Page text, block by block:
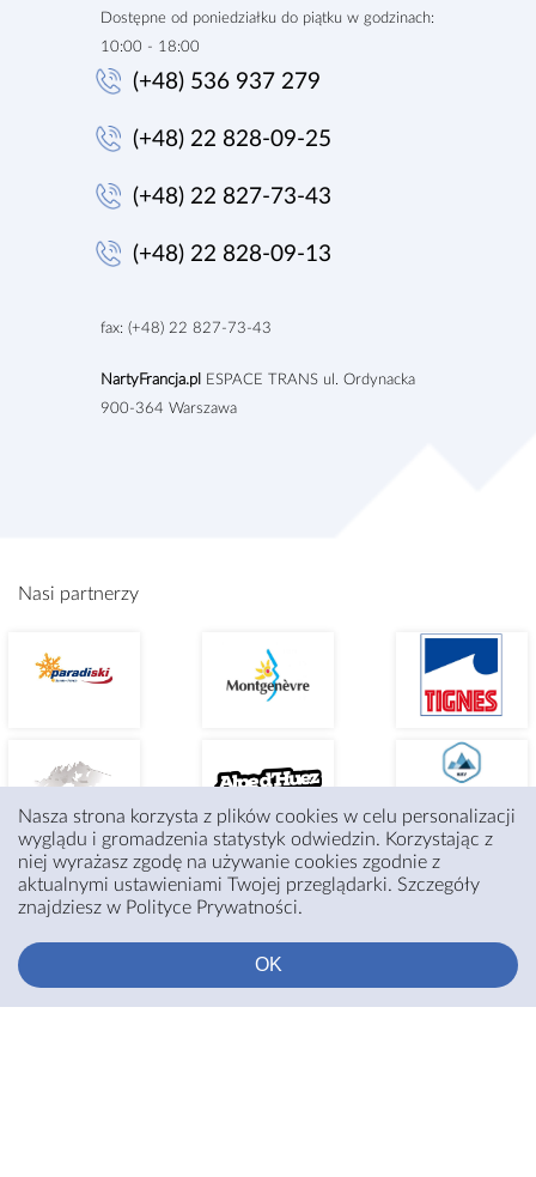
Dostępne od poniedziałku do piątku w godzinach:
10:00 - 18:00
(+48) 536 937 279
(+48) 22 828-09-25
(+48) 22 827-73-43
(+48) 22 828-09-13
fax: (+48) 22 827-73-43
NartyFrancja.pl
ESPACE TRANS ul. Ordynacka
900-364 Warszawa
Nasi partnerzy
Nasza strona korzysta z plików cookies w celu personalizacji
wyglądu i gromadzenia statystyk odwiedzin. Korzystając z
niej wyrażasz zgodę na używanie cookies zgodnie z
aktualnymi ustawieniami Twojej przeglądarki. Szczegóły
znajdziesz w Polityce Prywatności.
OK